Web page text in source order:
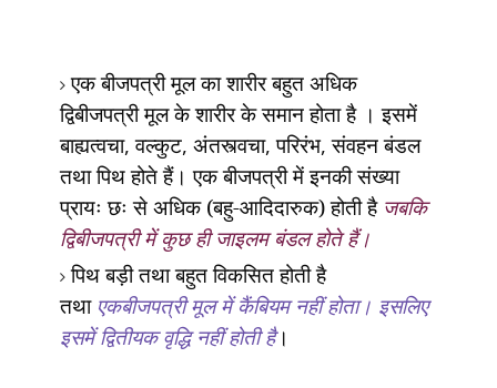
एक बीजपत्री मूल का शारीर बहुत अधिक
द्विबीजपत्री मूल के शारीर के समान होता है । इसमें
बाह्यत्वचा,वल्कुट, अंतस्त्वचा,परिरंभ,संवहन बंडल
तथा पिथ होते हैं। एक बीजपत्री में इनकी संख्या
प्रायः छः से अधिक (बहु-आदिदारुक) होती है जबकि
द्विबीजपत्री में कुछ ही जाइलम बंडल होते हैं।
पिथ बड़ी तथा बहुत विकसित होती है
तथा एकबीजपत्री मूल में कैंबियम नहीं होता। इसलिए
इसमें द्वितीयक वृद्धि नहीं होती है।